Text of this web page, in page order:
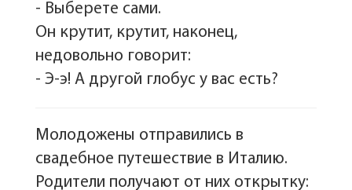
- Выберете сами.
Он крутит, крутит, наконец,
недовольно говорит:
- Э-э! А другой глобус у вас есть?
Молодожены отправились в
свадебное путешествие в Италию.
Родители получают от них открытку: